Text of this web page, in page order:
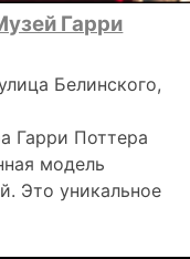
Гарри
Белинского,
Гарри Поттера
модель
Это уникальное